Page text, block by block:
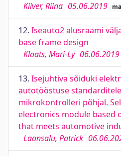
Kiiver, Riina 05.06.2019
12. Iseauto2 alusraami
base frame design
Klaats, Mari-Ly 06.06.2019
13. Isejuhtiva sõiduki
autotööstuse
mikrokontrolleri põhjal.
electronics module based
that meets automotive
Laansalu, Patrick